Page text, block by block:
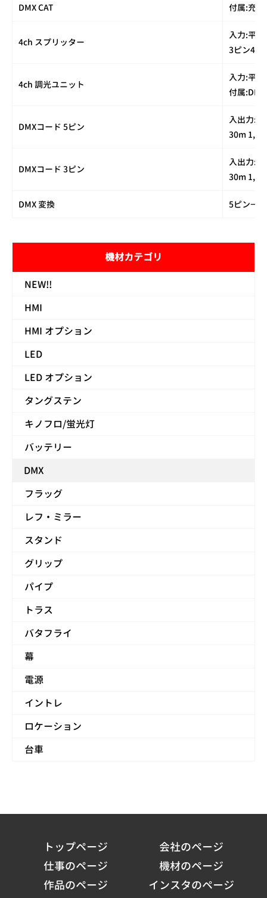
機材カテゴリ
NEW!!
HMI
HMI オプション
LED
LED オプション
タングステン
キノフロ/蛍光灯
バッテリー
DMX
フラッグ
レフ・ミラー
スタンド
グリップ
パイプ
トラス
バタフライ
幕
電源
イントレ
ロケーション
台車
DMX CAT 付属:充
4ch スプリッター
入力:平
3ピン4口
4ch 調光ユニット
入力:平
付属
DMXコード 5ピン
入出力:5
30m
DMXコード 3ピン
入出力:3
30m
DMX 変換 5ピン→3
トップページ
会社のページ
仕事のページ
機材のページ
作品のページ
インスタのページ